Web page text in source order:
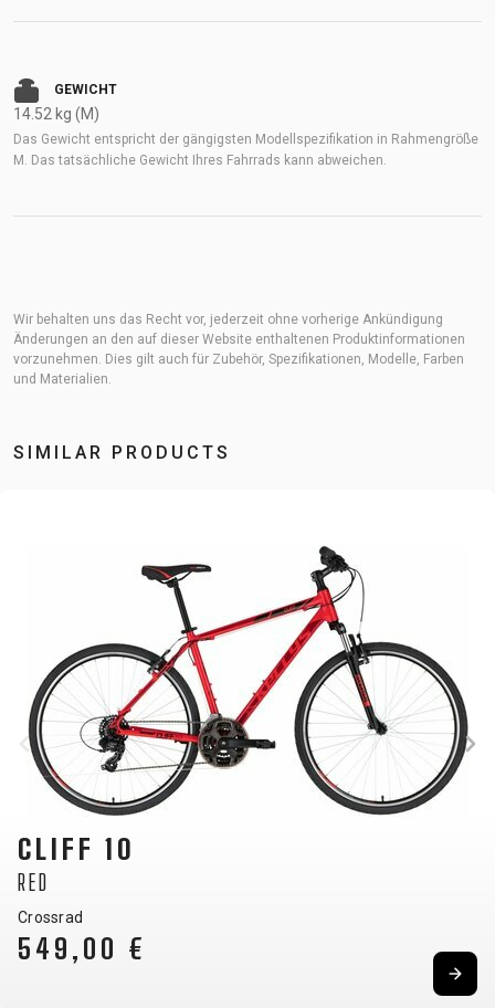
GEWICHT
14.52 kg (M)
Das Gewicht entspricht der gängigsten Modellspezifikation in Rahmengröße
M. Das tatsächliche Gewicht Ihres Fahrrads kann abweichen.
Wir behalten uns das Recht vor, jederzeit ohne vorherige Ankündigung
Änderungen an den auf dieser Website enthaltenen Produktinformationen
vorzunehmen. Dies gilt auch für Zubehör, Spezifikationen, Modelle, Farben
und Materialien.
SIMILAR PRODUCTS
CLIFF 10
RED
Crossrad
549,00 €